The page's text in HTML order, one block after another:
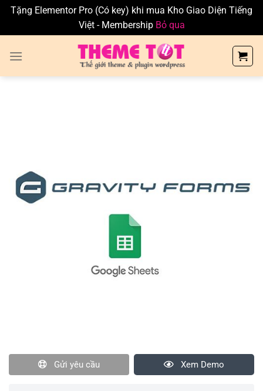
Tặng Elementor Pro (Có key) khi mua Kho Giao Diện Tiếng
Việt - Membership Bỏ qua
Gửi yêu cầu Xem Demo